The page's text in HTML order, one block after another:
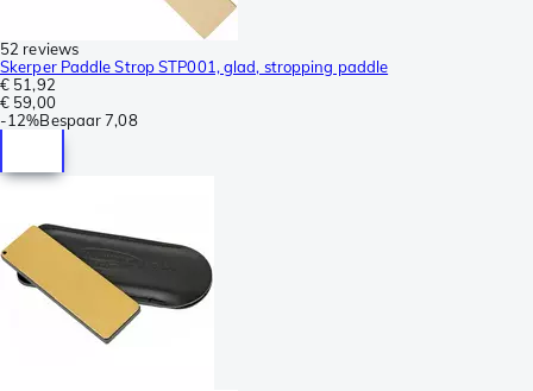
52 reviews
Skerper Paddle Strop STP001, glad, stropping paddle
€ 51,92
€ 59,00
-12%Bespaar 7,08